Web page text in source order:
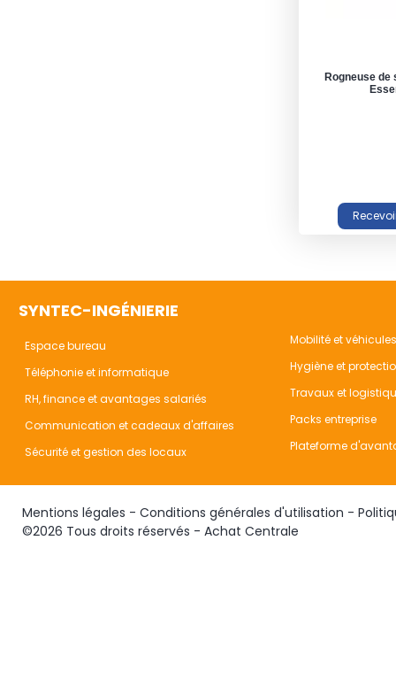
Rogneuse de
SYNTEC-INGÉNIERIE
Espace bureau
Téléphonie et informatique
RH, finance et avantages salariés
Communication et cadeaux d'affaires
Sécurité et gestion des locaux
Mobilité et véhicules
Hygiène et
Travaux et
Packs entreprise
Plateforme
Mentions légales - Conditions générales d'utilisation -
©2026 Tous droits réservés - Achat Centrale